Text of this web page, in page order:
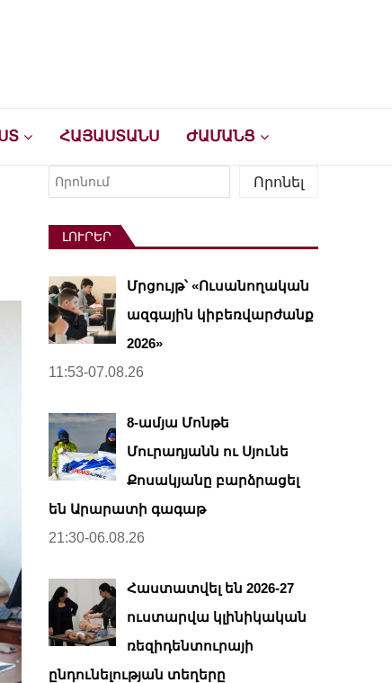
ՀԱՅԱՍՏԱՆՍ ԺԱՄԱՆՑ
Որոնել
Որոնել
ԼՈՒՐԵՐ
Մրցույթ՝ «Ուսանողական
ազգային կիբեռվարժանք
2026»
11:53-07.08.26
8-ամյա Մոնթե
Մուրադյանն ու Սյունե
Քոսակյանը բարձրացել
են Արարատի գագաթ
21:30-06.08.26
Հաստատվել են 2026-27
ուստարվա կլինիկական
ռեզիդենտուրայի
ընդունելության տեղերը